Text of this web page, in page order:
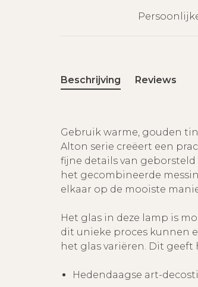
Beschrijving Reviews
Gebruik warme, gouden
Alton serie creëert een
fijne details van
het gecombineerde
elkaar op de mooiste
Het glas in deze lamp is
dit unieke proces kunnen
het glas variëren. Dit
Hedendaagse art-